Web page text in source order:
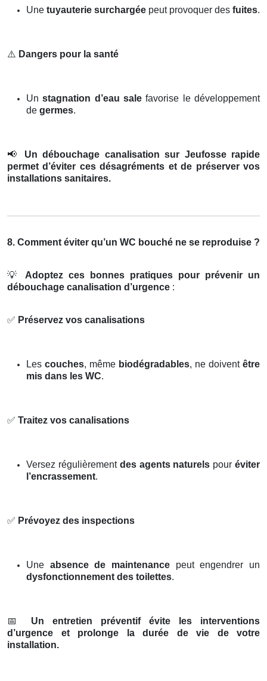
Une tuyauterie surchargée peut provoquer des fuites.
⚠️ Dangers pour la santé
Unstagnation d’eau sale favorise le développement
de germes.
📢
Un débouchage canalisation sur Jeufosse rapide
permet d’éviter ces désagréments et de préserver vos
installations sanitaires.
8. Comment éviter qu’un WC bouché ne se reproduise ?
💡
Adoptez ces bonnes pratiques pour prévenir un
débouchage canalisation d’urgence :
✅ Préservez vos canalisations
Les couches, même biodégradables, ne doivent être
mis dans les WC.
✅ Traitez vos canalisations
Versez régulièrement des agents naturels pouréviter
l’encrassement.
✅ Prévoyez des inspections
Une absence de maintenance peut engendrer un
dysfonctionnement des toilettes.
📅
Un entretien préventif évite les interventions
d’urgence et prolonge la durée de vie de votre
installation.